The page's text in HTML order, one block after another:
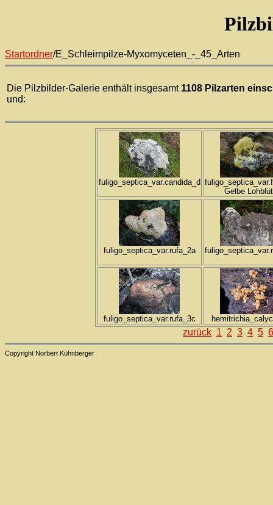
Startordner/E_Schleimpilze-Myxomyceten_-_45_Arten
Die Pilzbilder-Galerie enthält insgesamt 1108 Pilzarten
und:
fuligo_septica_var.candida_d
Gelbe
fuligo_septica_var.rufa_2a
fuligo_septica_var.rufa_3c
zurück 1 2 3 4 5 6
Copyright Norbert Kühnberger